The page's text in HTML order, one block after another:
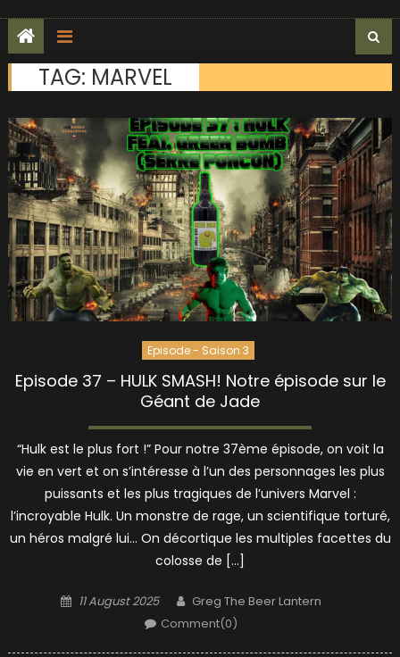
TAG: MARVEL
Episode - Saison 3
Episode 37 – HULK SMASH! Notre épisode sur le
Géant de Jade
“Hulk est le plus fort !” Pour notre 37ème épisode, on voit la
vie en vert et on s’intéresse à l’un des personnages les plus
puissants et les plus tragiques de l’univers Marvel :
l’incroyable Hulk. Un monstre de rage, un scientifique torturé,
un héros malgré lui… On décortique les multiples facettes du
colosse de […]
Posted
11 August 2025 Author
Greg The Beer Lantern
Comment(0)